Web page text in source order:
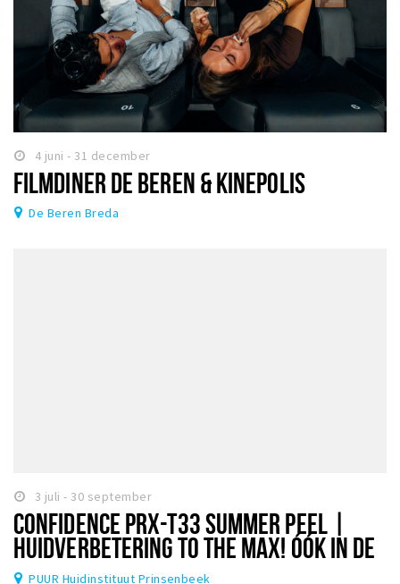
4 juni - 31 december
FILMDINER DE BEREN & KINEPOLIS
De Beren Breda
3 juli - 30 september
CONFIDENCE PRX-T33 SUMMER PEEL |
HUIDVERBETERING TO THE MAX! ÓÓK IN DE
ZOMER!
PUUR Huidinstituut Prinsenbeek